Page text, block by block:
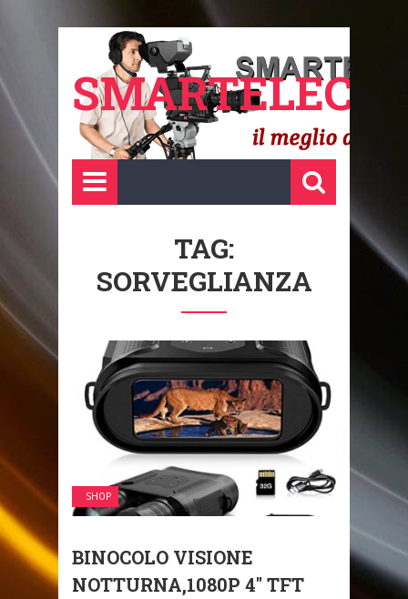
TAG:
SORVEGLIANZA
SHOP
BINOCOLO VISIONE
NOTTURNA,1080P 4″ TFT